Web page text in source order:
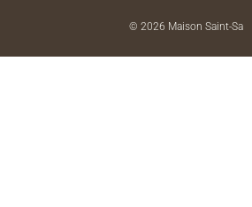
© 2026 Maison Saint-Sa